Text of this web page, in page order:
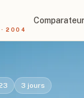
· 2004
Comparateur
3 jours